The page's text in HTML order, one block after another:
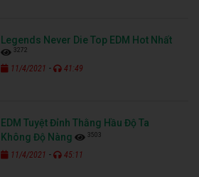
Legends Never Die Top EDM Hot Nhất
3272
11/4/2021 - 41:49
EDM Tuyệt Đỉnh Thằng Hầu Độ Ta
Không Độ Nàng
3503
11/4/2021 - 45:11